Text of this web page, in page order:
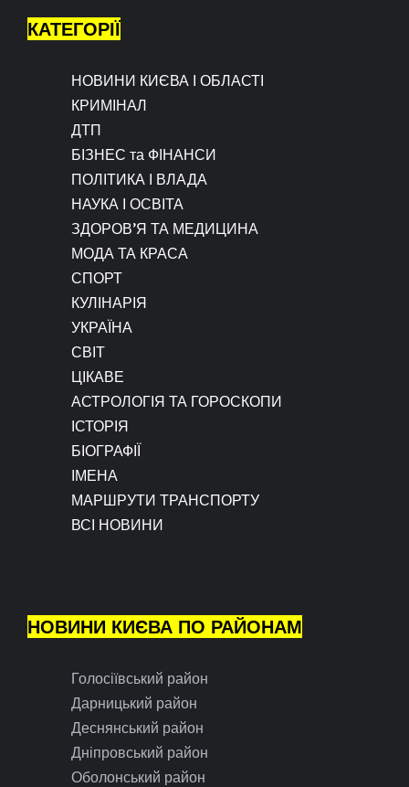
КАТЕГОРІЇ
НОВИНИ КИЄВА І ОБЛАСТІ
КРИМІНАЛ
ДТП
БІЗНЕС та ФІНАНСИ
ПОЛІТИКА І ВЛАДА
НАУКА І ОСВІТА
ЗДОРОВ’Я ТА МЕДИЦИНА
МОДА ТА КРАСА
СПОРТ
КУЛІНАРІЯ
УКРАЇНА
СВІТ
ЦІКАВЕ
АСТРОЛОГІЯ ТА ГОРОСКОПИ
ІСТОРІЯ
БІОГРАФІЇ
ІМЕНА
МАРШРУТИ ТРАНСПОРТУ
ВСІ НОВИНИ
НОВИНИ КИЄВА ПО РАЙОНАМ
Голосіївський район
Дарницький район
Деснянський район
Дніпровський район
Оболонський район